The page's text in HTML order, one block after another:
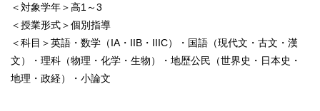
＜対象学年＞高1～3
＜授業形式＞個別指導
＜科目＞英語・数学（IA・IIB・IIIC）・国語（現代文・古文・漢
文）・理科（物理・化学・生物）・地歴公民（世界史・日本史・
地理・政経）・小論文